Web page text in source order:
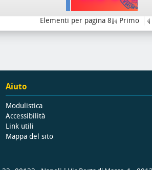
Elementi per pagina 8 Primo
Aiuto
Modulistica
Accessibilità
Link utili
Mappa del sito